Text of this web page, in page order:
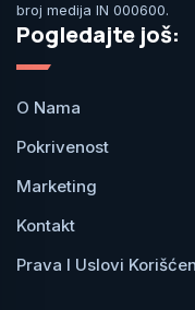
broj medija IN 000600.
Pogledajte još:
O Nama
Pokrivenost
Marketing
Kontakt
Prava I Uslovi